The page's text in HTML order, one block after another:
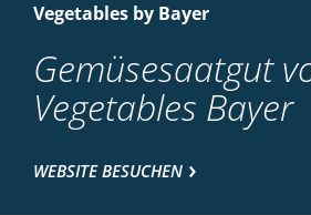
Vegetables by Bayer
Gemüsesaatgut
Vegetables Bayer
WEBSITE BESUCHEN